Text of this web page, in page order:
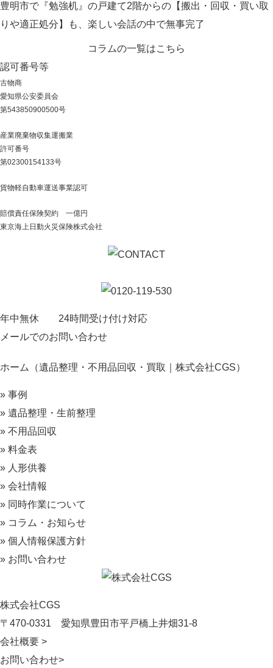
豊明市で『勉強机』の戸建て2階からの【搬出・回収・買い取
りや適正処分】も、楽しい会話の中で無事完了
コラムの一覧はこちら
認可番号等
古物商
愛知県公安委員会
第543850900500号
産業廃棄物収集運搬業
許可番号
第02300154133号
貨物軽自動車運送事業認可
賠償責任保険契約 一億円
東京海上日動火災保険株式会社
年中無休 24時間受け付け対応
メールでのお問い合わせ
ホーム（遺品整理・不用品回収・買取｜株式会社CGS）
» 事例
» 遺品整理・生前整理
» 不用品回収
» 料金表
» 人形供養
» 会社情報
» 同時作業について
» コラム・お知らせ
» 個人情報保護方針
» お問い合わせ
株式会社CGS
〒470-0331 愛知県豊田市平戸橋上井畑31-8
会社概要 >
お問い合わせ>